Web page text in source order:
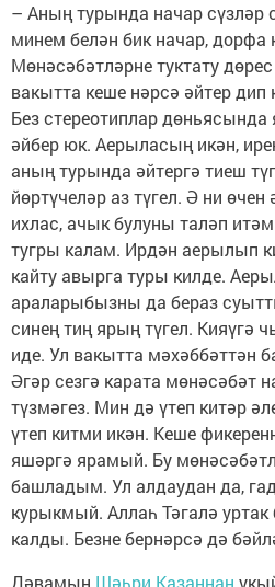
– Аның турында начар сүзләр
минем белән бик начар,
Мөнәсәбәтләрне туктату
вакытта кеше нәрсә әйтер
Без стереотиплар
әйбер юк. Аерыласың икән,
аның турында әйтергә тиеш
йөртүчеләр аз түгел. Ә ни
ихлас, ачык булуны таләп
тугры калам. Ирдән аерылып
кайту авырга туры килде.
араларыбызны да бераз
синең тиң ярың түгел. Кияүгә
иде. Ул вакытта мәхәббәттән
Әгәр сезгә карата мөнәсәбәт
түзмәгез. Мин дә үтеп китәр
үтеп китми икән. Кеше
яшәргә ярамый. Бу
башладым. Ул алдаудан да,
курыкмый. Аллаһ Тәгалә уртак
калды. Безне бернәрсә дә